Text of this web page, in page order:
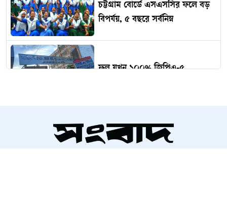
চট্টগ্রাম বোর্ডে এসএসসির ফলে বড়
বিপর্যয়, ৫ বছরে সর্বনিম্ন
ফল যখন ১০০% জিপিএ-৫
তিনজনের কারাদণ্ড